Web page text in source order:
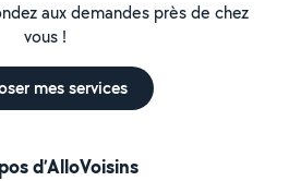
aux demandes près de chez
vous !
mes services
d’AlloVoisins